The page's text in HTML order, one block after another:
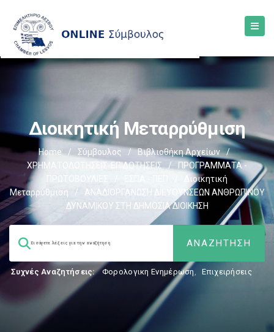
Διοικητική Μεταρρύθμιση
Home / Σύμβουλος / Βιβλιοθήκη Αρχείων
/
ΧΡΗΜΑΤΟΔΟΤΗΣΕΙΣ-ΕΠΙΔΟΤΗΣΕΙΣ
/
ΠΡΟΓΡΑΜΜΑΤΑ -
ΠΡΩΤΟΒΟΥΛΙΕΣ
Διοικητική
Μεταρρύθμιση
/
ΑΝΑΔΙΟΡΓΑΝΩΣΗ ΔΙΕΥΘΥΝΣΕΩΝ ΑΝΘΡΩΠΙΝΟΥ
ΔΥΝΑΜΙΚΟΥ ΣΤΗ ΔΗΜΟΣΙΑ ΔΙΟΙΚΗΣΗ
Συχνές Αναζητήσεις: Φορολογικη Ενημέρωση, Επιχειρήσεις